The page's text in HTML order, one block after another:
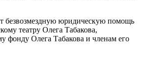
безвозмездную юридическую помощь
театру Олега Табакова,
фонду Олега Табакова и членам его